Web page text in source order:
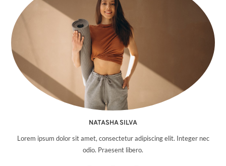
NATASHA SILVA
Lorem ipsum dolor sit amet, consectetur adipiscing elit. Integer nec
odio. Praesent libero.